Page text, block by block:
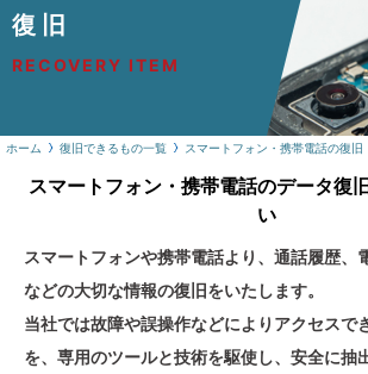
復旧
RECOVERY ITEM
ホーム 復旧できるもの一覧 スマートフォン・携帯電話の復旧
スマートフォン・携帯電話のデータ復
い
スマートフォンや携帯電話より、通話履歴、
などの大切な情報の復旧をいたします。
当社では故障や誤操作などによりアクセスで
を、専用のツールと技術を駆使し、安全に抽